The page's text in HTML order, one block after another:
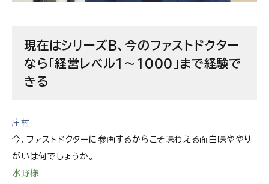
現在はシリーズB、今のファストドクター
なら「経営レベル1～1000」まで経験で
きる
庄村
今、ファストドクターに参画するからこそ味わえる面白味ややり
がいは何でしょうか。
水野様